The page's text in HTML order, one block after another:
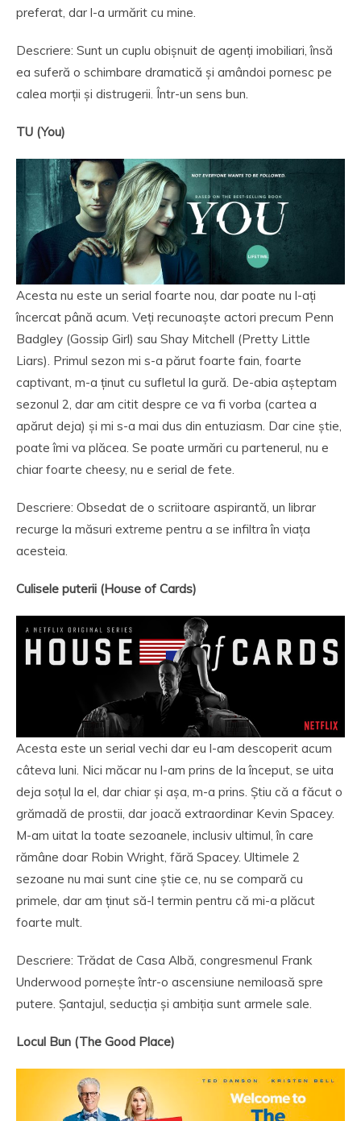
preferat, dar l-a urmărit cu mine.
Descriere: Sunt un cuplu obișnuit de agenți imobiliari, însă
ea suferă o schimbare dramatică și amândoi pornesc pe
calea morții și distrugerii. Într-un sens bun.
TU (You)
Acesta nu este un serial foarte nou, dar poate nu l-ați
încercat până acum. Veți recunoaște actori precum Penn
Badgley (Gossip Girl) sau Shay Mitchell (Pretty Little
Liars). Primul sezon mi s-a părut foarte fain, foarte
captivant, m-a ținut cu sufletul la gură. De-abia așteptam
sezonul 2, dar am citit despre ce va fi vorba (cartea a
apărut deja) și mi s-a mai dus din entuziasm. Dar cine știe,
poate îmi va plăcea. Se poate urmări cu partenerul, nu e
chiar foarte cheesy, nu e serial de fete.
Descriere: Obsedat de o scriitoare aspirantă, un librar
recurge la măsuri extreme pentru a se infiltra în viața
acesteia.
Culisele puterii (House of Cards)
Acesta este un serial vechi dar eu l-am descoperit acum
câteva luni. Nici măcar nu l-am prins de la început, se uita
deja soțul la el, dar chiar și așa, m-a prins. Știu că a făcut o
grămadă de prostii, dar joacă extraordinar Kevin Spacey.
M-am uitat la toate sezoanele, inclusiv ultimul, în care
rămâne doar Robin Wright, fără Spacey. Ultimele 2
sezoane nu mai sunt cine știe ce, nu se compară cu
primele, dar am ținut să-l termin pentru că mi-a plăcut
foarte mult.
Descriere: Trădat de Casa Albă, congresmenul Frank
Underwood pornește într-o ascensiune nemiloasă spre
putere. Șantajul, seducția și ambiția sunt armele sale.
Locul Bun (The Good Place)